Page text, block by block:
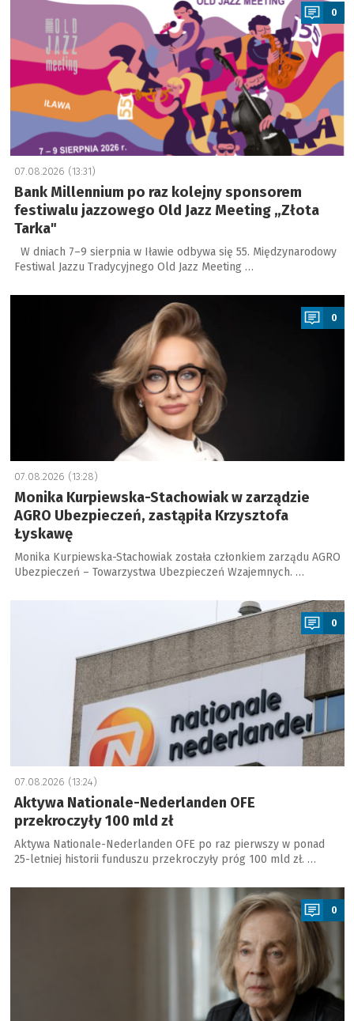
0
07.08.2026 (13:31)
Bank Millennium po raz kolejny sponsorem
festiwalu jazzowego Old Jazz Meeting „Złota
Tarka"
W dniach 7–9 sierpnia w Iławie odbywa się 55. Międzynarodowy
Festiwal Jazzu Tradycyjnego Old Jazz Meeting …
a
0
07.08.2026 (13:28)
Monika Kurpiewska-Stachowiak w zarządzie
AGRO Ubezpieczeń, zastąpiła Krzysztofa
Łyskawę
Monika Kurpiewska-Stachowiak została członkiem zarządu AGRO
Ubezpieczeń – Towarzystwa Ubezpieczeń Wzajemnych. …
0
07.08.2026 (13:24)
Aktywa Nationale-Nederlanden OFE
przekroczyły 100 mld zł
Aktywa Nationale-Nederlanden OFE po raz pierwszy w ponad
25-letniej historii funduszu przekroczyły próg 100 mld zł. …
a
0